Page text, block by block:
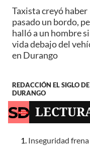
Taxista creyó haber
pasado un bordo,
halló a un hombre
vida debajo del
en Durango
REDACCIÓN EL SIGLO DE
DURANGO
Inseguridad